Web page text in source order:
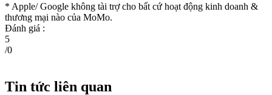
* Apple/ Google không tài trợ cho bất cứ hoạt động kinh doanh &
thương mại nào của MoMo.
Đánh giá :
5
/0
Tin tức liên quan